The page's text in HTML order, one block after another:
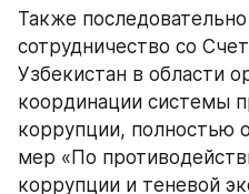
Также
сотрудничество со
Узбекистан в области
координации системы
коррупции, полностью
мер «По
коррупции и теневой